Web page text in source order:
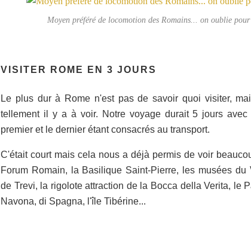
Moyen préféré de locomotion des Romains... on oublie
VISITER ROME EN 3 JOURS
Le plus dur à Rome n'est pas de savoir quoi visiter,
tellement il y a à voir. Notre voyage durait 5 jours
premier et le dernier étant consacrés au transport.
C'était court mais cela nous a déjà permis de voir
Forum Romain, la Basilique Saint-Pierre, les musées du
de Trevi, la rigolote attraction de la Bocca della Verita, le
Navona, di Spagna, l'île Tibérine...